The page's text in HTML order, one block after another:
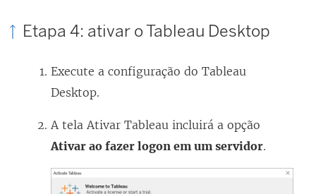
Etapa 4: ativar o Tableau Desktop
Execute a configuração do Tableau
Desktop.
A tela Ativar Tableau incluirá a opção
Ativar ao fazer logon em um servidor.